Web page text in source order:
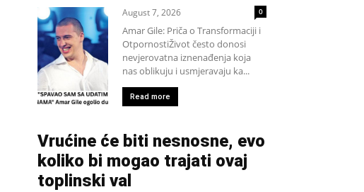
August 7, 2026 0
Amar Gile: Priča o Transformaciji i
OtpornostiŽivot često donosi
nevjerovatna iznenađenja koja
nas oblikuju i usmjeravaju ka...
Read more
Vrućine će biti nesnosne, evo
koliko bi mogao trajati ovaj
toplinski val